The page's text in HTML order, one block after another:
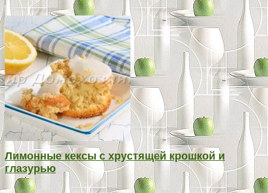
Лимонные кексы с хрустящей крошкой и
глазурью